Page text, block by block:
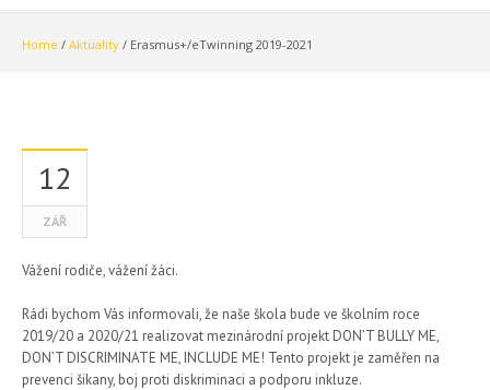
Home / Aktuality / Erasmus+/eTwinning 2019-2021
12
ZÁŘ
Vážení rodiče, vážení žáci.
Rádi bychom Vás informovali, že naše škola bude ve školním roce
2019/20 a 2020/21 realizovat mezinárodní projekt DON’T BULLY ME,
DON’T DISCRIMINATE ME, INCLUDE ME! Tento projekt je zaměřen na
prevenci šikany, boj proti diskriminaci a podporu inkluze.